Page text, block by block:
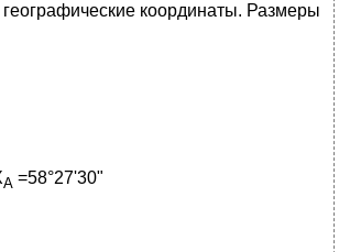
координаты. Размеры
А =58°27'30"